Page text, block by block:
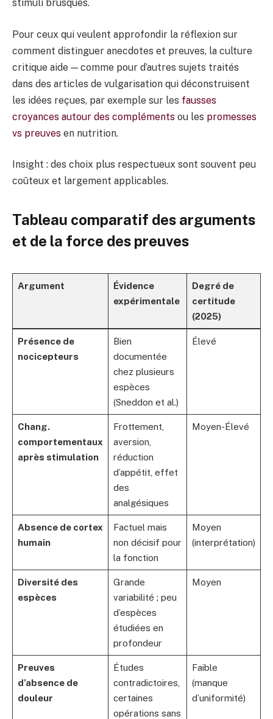
stimuli brusques.
Pour ceux qui veulent approfondir la réflexion sur
comment distinguer anecdotes et preuves, la culture
critique aide — comme pour d’autres sujets traités
dans des articles de vulgarisation qui déconstruisent
les idées reçues, par exemple sur les fausses
croyances autour des compléments ou les promesses
vs preuves en nutrition.
Insight : des choix plus respectueux sont souvent peu
coûteux et largement applicables.
Tableau comparatif des arguments
et de la force des preuves
Argument
Évidence
expérimentale
Degré de
certitude
(2025)
Présence de
nocicepteurs
Bien
documentée
chez plusieurs
espèces
(Sneddon et al.)
Élevé
Chang.
comportementaux
après stimulation
Frottement,
aversion,
réduction
d’appétit, effet
des
analgésiques
Moyen-Élevé
Absence de cortex
humain
Factuel mais
non décisif pour
la fonction
Moyen
(interprétation)
Diversité des
espèces
Grande
variabilité ; peu
d’espèces
étudiées en
profondeur
Moyen
Preuves
d’absence de
douleur
Études
contradictoires,
certaines
opérations sans
Faible
(manque
d’uniformité)